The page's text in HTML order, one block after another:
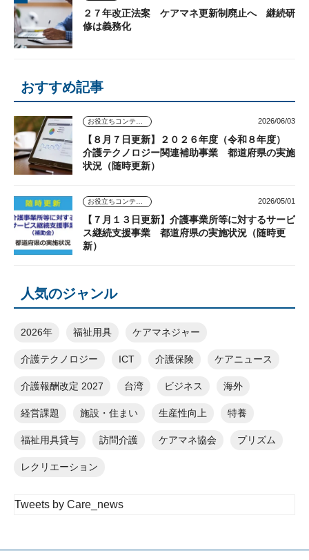
２７年改正法案 ケアマネ更新制廃止へ 継続研
修は義務化
おすすめ記事
お役立ちコンテンツ 2026/06/03
【８月７日更新】２０２６年度（令和８年度）
介護テクノロジー関連補助事業 都道府県の実施
状況（随時更新）
お役立ちコンテンツ 2026/05/01
【７月１３日更新】介護事業所等に対するサービ
ス継続支援事業 都道府県の実施状況（随時更
新）
人気のジャンル
2026年 福祉用具 ケアマネジャー
介護テクノロジー ICT 介護保険 ケアニュース
介護報酬改定 2027 台湾 ビジネス 海外
経営課題 施設・住まい 生産性向上 特養
福祉用具貸与 訪問介護 ケアマネ協会 プリズム
レクリエーション
Tweets by Care_news